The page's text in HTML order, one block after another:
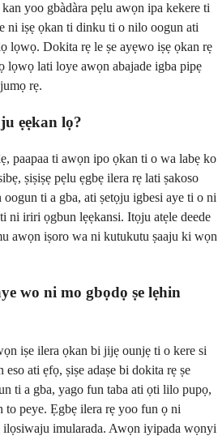
yoo gbàdàra pẹlu awọn ipa kekere ti
ni iṣẹ ọkan ti dinku ti o nilo oogun ati
lọwọ. Dokita rẹ le ṣe ayẹwo iṣẹ ọkan rẹ
lọwọ lati loye awọn abajade igba pipẹ
rẹ.
ẹẹkan lọ?
paapaa ti awọn ipo ọkan ti o wa labẹ ko
ṣiṣiṣẹ pẹlu ẹgbẹ ilera rẹ lati ṣakoso
ti a gba, ati ṣetọju igbesi aye ti o ni
ni iriri ọgbun lẹẹkansi. Itọju atẹle deede
awọn iṣoro wa ni kutukutu ṣaaju ki wọn
wo ni mo gbọdọ ṣe lẹhin
iṣe ilera ọkan bi jijẹ ounjẹ ti o kere si
ati ẹfọ, ṣiṣe adaṣe bi dokita rẹ ṣe
ti a gba, yago fun taba ati ọti lilo pupọ,
to peye. Ẹgbẹ ilera rẹ yoo fun ọ ni
ilọsiwaju imularada. Awọn iyipada wọnyi